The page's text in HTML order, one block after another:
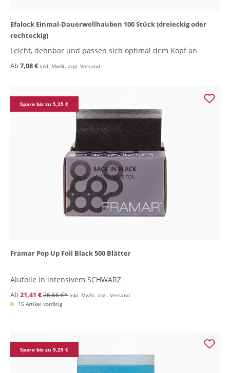
Efalock Einmal-Dauerwellhauben 100 Stück (dreieckig oder
rechteckig)
Leicht, dehnbar und passen sich optimal dem Kopf an
Ab7,08 € inkl. MwSt. zzgl. Versand
Spare bis zu 5,25 €
Framar Pop Up Foil Black 500 Blätter
Alufolie in intensivem SCHWARZ
Ab21,41 €26,66 €* inkl. MwSt. zzgl. Versand
15 Artikel vorrätig
Spare bis zu 5,25 €